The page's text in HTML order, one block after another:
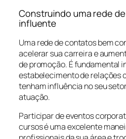
Construindo uma rede
influente
Uma rede de contatos bem
acelerar sua carreira e
de promoção. É fundamental
estabelecimento de relações
tenham influência no seu
atuação.
Participar de eventos
cursos é uma excelente